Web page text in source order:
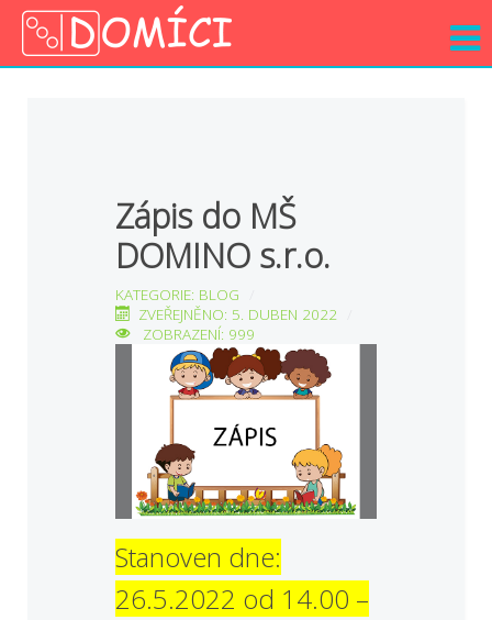
Zápis do MŠ
DOMINO s.r.o.
KATEGORIE: BLOG
ZVEŘEJNĚNO: 5. DUBEN 2022
ZOBRAZENÍ: 999
Stanoven dne:
26.5.2022 od 14.00 –